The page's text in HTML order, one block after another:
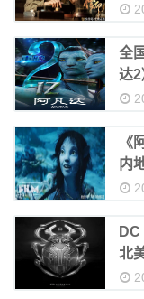
全
达
《
内
北